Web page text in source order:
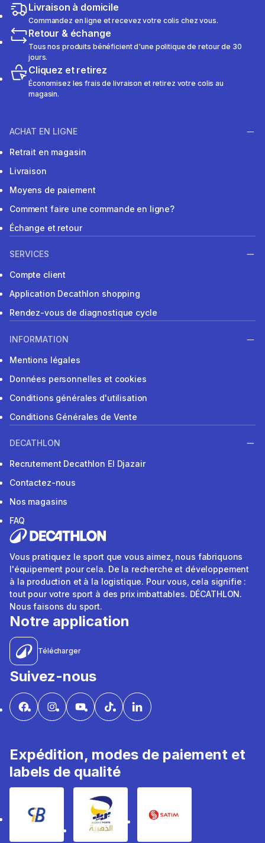
Livraison à domicile
Commandez en ligne et recevez votre colis chez vous.
Retour & échange
Tous nos produits bénéficient d'une politique de retour de 30
jours.
Cliquez et retirez
Économisez les frais de livraison et retirez votre colis au
magasin.
ACHAT EN LIGNE
Retrait en magasin
Livraison
Moyens de paiement
Comment faire une commande en ligne?
Échange et retour
SERVICES
Compte client
Application Decathlon shopping
Rendez-vous de diagnostique cycle
INFORMATION
Mentions légales
Données personnelles et cookies
Conditions générales d'utilisation
Conditions Générales de Vente
DECATHLON
Recrutement Decathlon El Djazair
Contactez-nous
Nos magasins
FAQ
Vous pratiquez le sport que vous aimez, nous fabriquons
l'équipement pour cela. De la recherche et développement
à la production et à la logistique. Pour vous, cela signifie :
tout pour votre sport à des prix imbattables. DÉCATHLON.
Nous faisons du sport.
Notre application
Télécharger
Suivez-nous
Expédition, modes de paiement et
labels de qualité